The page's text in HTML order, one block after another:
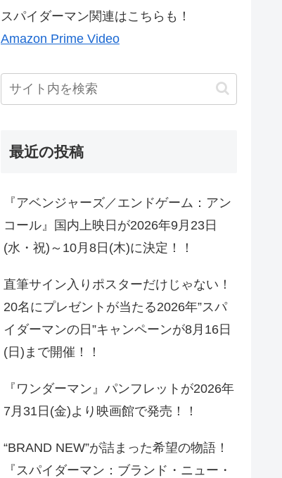
スパイダーマン関連はこちらも！
Amazon Prime Video
最近の投稿
『アベンジャーズ／エンドゲーム：アン
コール』国内上映日が2026年9月23日
(水・祝)～10月8日(木)に決定！！
直筆サイン入りポスターだけじゃない！
20名にプレゼントが当たる2026年”スパ
イダーマンの日”キャンペーンが8月16日
(日)まで開催！！
『ワンダーマン』パンフレットが2026年
7月31日(金)より映画館で発売！！
“BRAND NEW”が詰まった希望の物語！
『スパイダーマン：ブランド・ニュー・